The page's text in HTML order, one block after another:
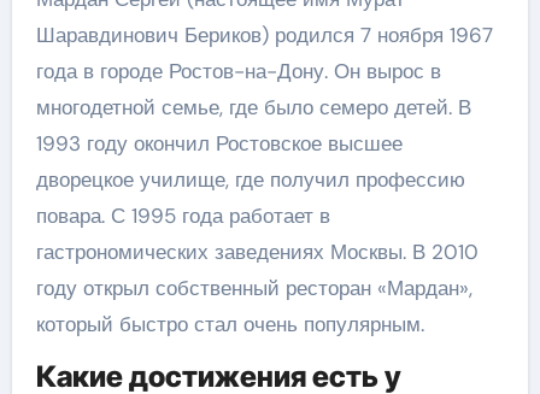
Шаравдинович Бериков) родился 7 ноября 1967
года в городе Ростов-на-Дону. Он вырос в
многодетной семье, где было семеро детей. В
1993 году окончил Ростовское высшее
дворецкое училище, где получил профессию
повара. С 1995 года работает в
гастрономических заведениях Москвы. В 2010
году открыл собственный ресторан «Мардан»,
который быстро стал очень популярным.
Какие достижения есть у